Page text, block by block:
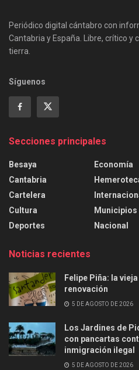
Periódico digital cántabro con
Cantabria y España. Libre, crítico
tierra.
Síguenos
Secciones principales
Besaya
Cantabria
Cartelera
Cultura
Deportes
Economía
Municipios
Nacional
Noticias recientes
Felipe Piña: la
renovación
5 DE AGOSTO DE 2026
Los Jardines de
con pancartas
inmigración ilegal
5 DE AGOSTO DE 2026